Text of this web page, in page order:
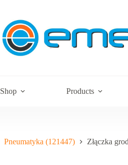
Shop Products
Pneumatyka (121447) Złączka